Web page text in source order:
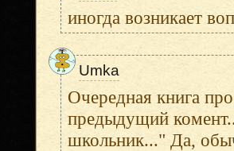
иногда возникает
Umka
Очередная книга
предыдущий
школьник..." Да,